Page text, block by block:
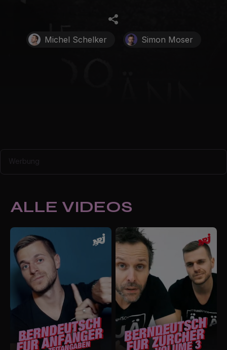
Michel Schelker Simon Moser
Werbung
ALLE VIDEOS